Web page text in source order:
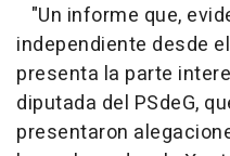
"Un informe que,
independiente desde
presenta la parte
diputada del PSdeG,
presentaron